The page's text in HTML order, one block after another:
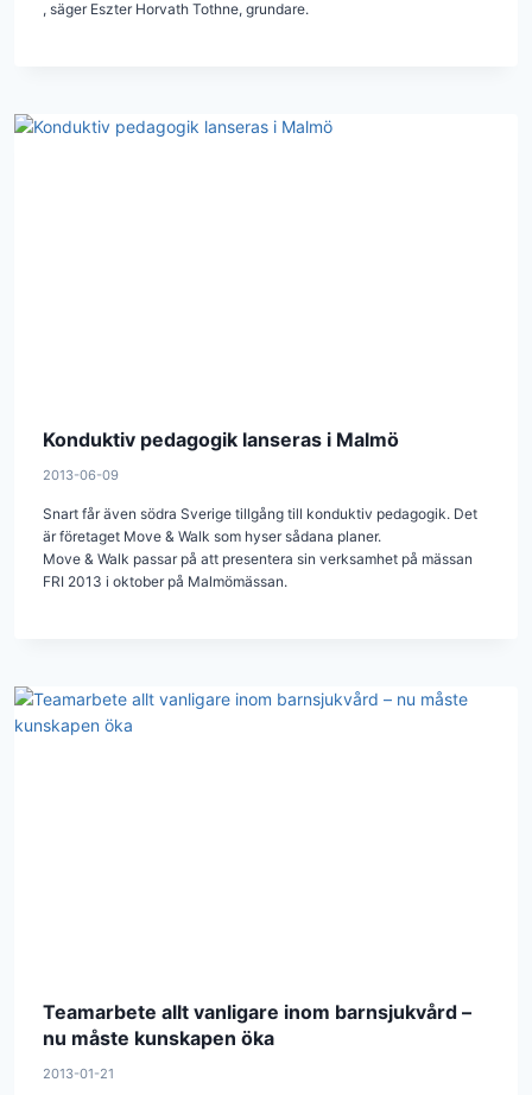
, säger Eszter Horvath Tothne, grundare.
Konduktiv pedagogik lanseras i Malmö
2013-06-09
Snart får även södra Sverige tillgång till konduktiv pedagogik. Det
är företaget Move & Walk som hyser sådana planer.
Move & Walk passar på att presentera sin verksamhet på mässan
FRI 2013 i oktober på Malmömässan.
Teamarbete allt vanligare inom barnsjukvård –
nu måste kunskapen öka
2013-01-21